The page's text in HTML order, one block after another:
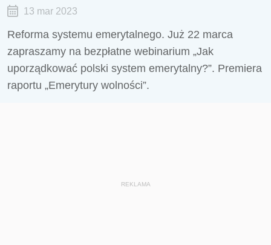
13 mar 2023
Reforma systemu emerytalnego. Już 22 marca
zapraszamy na bezpłatne webinarium „Jak
uporządkować polski system emerytalny?”. Premiera
raportu „Emerytury wolności”.
REKLAMA